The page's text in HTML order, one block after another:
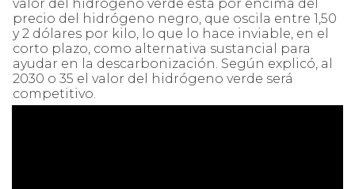
valor del hidrógeno verde está por encima del
precio del hidrógeno negro, que oscila entre 1,50
y 2 dólares por kilo, lo que lo hace inviable, en el
corto plazo, como alternativa sustancial para
ayudar en la descarbonización. Según explicó, al
2030 o 35 el valor del hidrógeno verde será
competitivo.